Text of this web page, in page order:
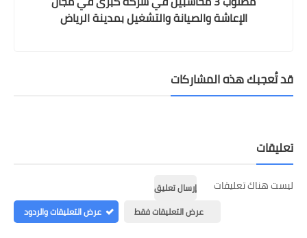
الإعاشة والصيانة والتشغيل بمدينة الرياض
قد تُعجبك هذه المشاركات
تعليقات
ليست هناك تعليقات
إرسال تعليق
عرض التعليقات فقط
عرض التعليقات والردود